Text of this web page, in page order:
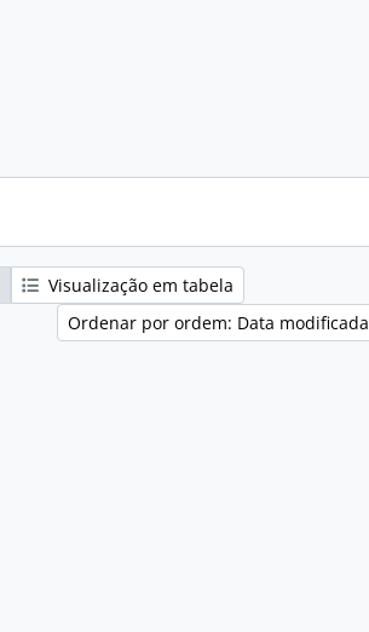
Visualização em tabela
Ordenar por ordem: Data modificada